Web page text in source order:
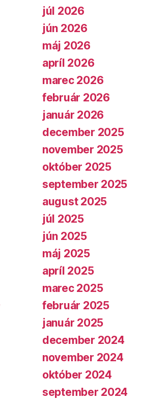
júl 2026
jún 2026
máj 2026
apríl 2026
marec 2026
február 2026
január 2026
december 2025
november 2025
október 2025
september 2025
august 2025
júl 2025
jún 2025
máj 2025
apríl 2025
marec 2025
február 2025
január 2025
december 2024
november 2024
október 2024
september 2024